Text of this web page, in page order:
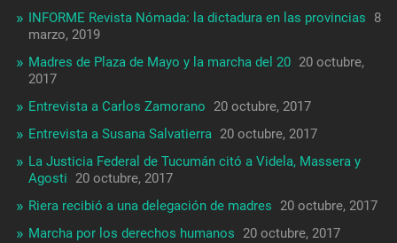
INFORME Revista Nómada: la dictadura en las provincias
8
marzo, 2019
Madres de Plaza de Mayo y la marcha del 20 20 octubre,
2017
Entrevista a Carlos Zamorano
20 octubre, 2017
Entrevista a Susana Salvatierra 20 octubre, 2017
La Justicia Federal de Tucumán citó a Videla, Massera y
Agosti
20 octubre, 2017
Riera recibió a una delegación de madres
20 octubre, 2017
Marcha por los derechos humanos
20 octubre, 2017